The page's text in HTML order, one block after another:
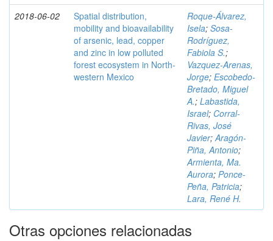
2018-06-02
Spatial distribution,
mobility and bioavailability
of arsenic, lead, copper
and zinc in low polluted
forest ecosystem in North-
western Mexico
Roque-Álvarez,
Isela; Sosa-
Rodríguez,
Fabiola S.;
Vazquez-Arenas,
Jorge; Escobedo-
Bretado, Miguel
A.; Labastida,
Israel; Corral-
Rivas, José
Javier;Aragón-
Piña, Antonio;
Armienta, Ma.
Aurora; Ponce-
Peña, Patricia;
Lara, René H.
Otras opciones relacionadas